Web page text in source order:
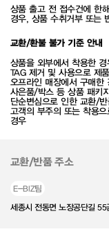
상품 출고 전 접수건에 한
경우, 상품 수취거부 또는
교환/환불 불가 기준 안내
상품을 외부에서 착용한 경
TAG 제거 및 사용으로 제
오프라인 매장에서 구매한
사은품/박스 등 상품 패키
단순변심으로 인한 교환/
고객의 부주의 또는 착용
경우
교환/반품 주소
E-BIZ팀
세종시 전동면 노장공단길